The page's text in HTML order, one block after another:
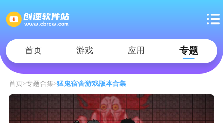
首页 游戏 应用 专题
首页 专题合集 猛鬼宿舍游戏版本合集